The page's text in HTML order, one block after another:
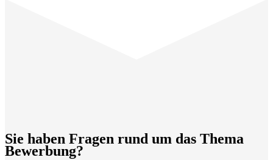
Sie haben Fragen rund um das Thema
Bewerbung?